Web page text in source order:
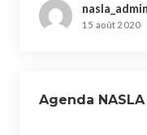
nasla_admin
15 août 2020
Agenda NASLA